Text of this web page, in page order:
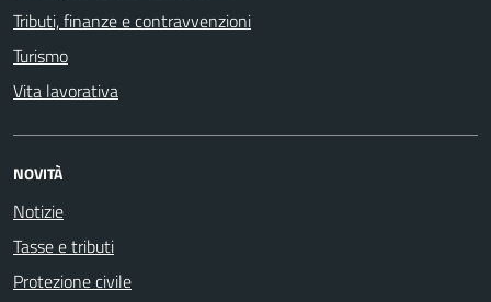
Tributi, finanze e contravvenzioni
Turismo
Vita lavorativa
NOVITÀ
Notizie
Tasse e tributi
Protezione civile